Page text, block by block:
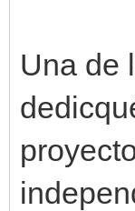
Una de